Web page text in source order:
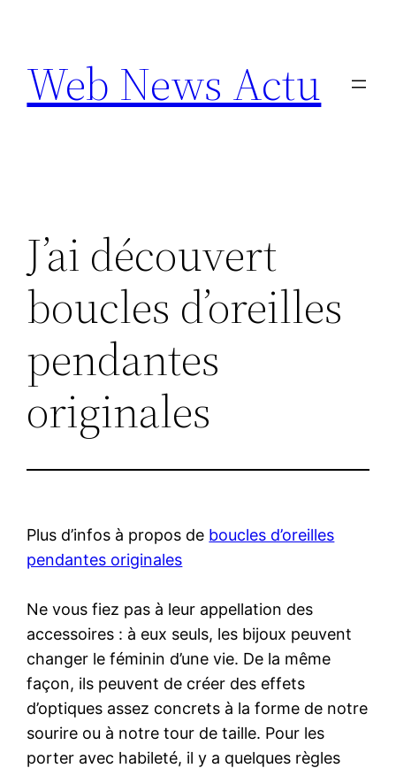
contenu
Web News Actu
J’ai découvert
boucles d’oreilles
pendantes
originales
Plus d’infos à propos de boucles d’oreilles
pendantes originales
Ne vous fiez pas à leur appellation des
accessoires : à eux seuls, les bijoux peuvent
changer le féminin d’une vie. De la même
façon, ils peuvent de créer des effets
d’optiques assez concrets à la forme de notre
sourire ou à notre tour de taille. Pour les
porter avec habileté, il y a quelques règles